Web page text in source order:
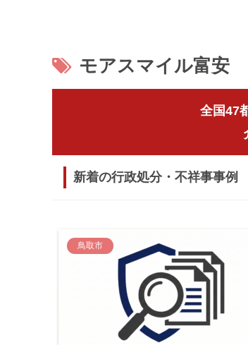
モアスマイル富安
全国47
新着の行政処分・不祥事事例
鳥取市